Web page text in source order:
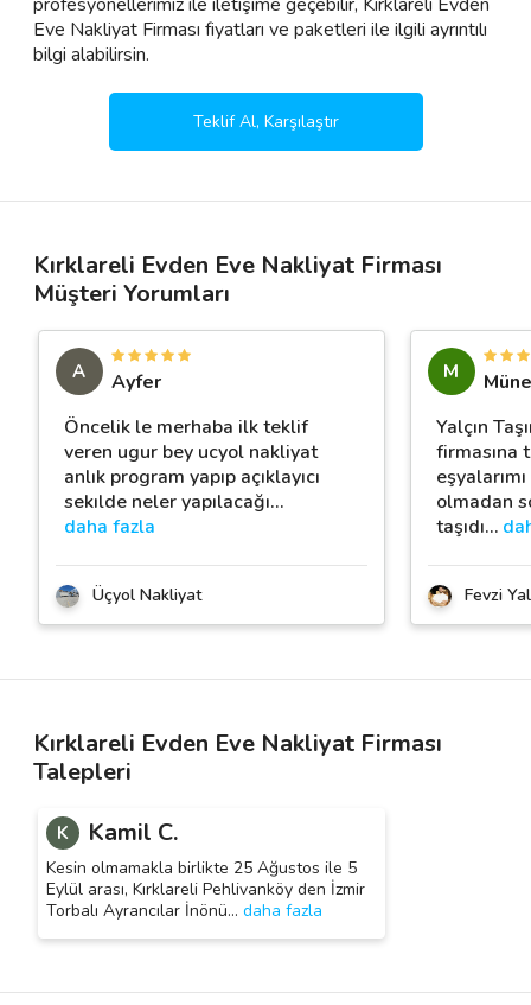
Eve Nakliyat Firması fiyatları ve paketleri ile ilgili ayrıntılı
bilgi alabilirsin.
Teklif Al, Karşılaştır
Kırklareli Evden Eve Nakliyat Firması
Müşteri Yorumları
A
Ayfer
Öncelik le merhaba ilk teklif
veren ugur bey ucyol nakliyat
anlık program yapıp açıklayıcı
sekılde neler yapılacağı…
daha fazla
Üçyol Nakliyat
M
Yalçın
firmasına
olmadan
taşıdı…
Fevzi
Kırklareli Evden Eve Nakliyat Firması
Talepleri
K Kamil C.
Kesin olmamakla birlikte 25 Ağustos ile 5
Eylül arası, Kırklareli Pehlivanköy den İzmir
Torbalı Ayrancılar İnönü… daha fazla